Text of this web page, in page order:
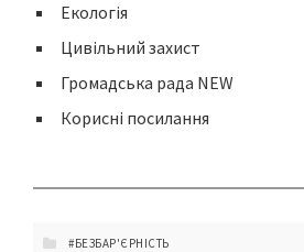
Екологія
Цивільний захист
Громадська рада NEW
Корисні посилання
#БЕЗБАР'ЄРНІСТЬ